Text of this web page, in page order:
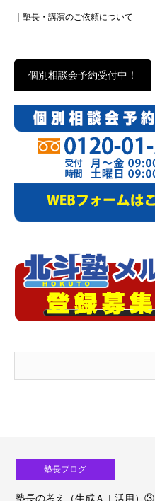
｜塾長・講演のご依頼について
個別相談会予約受付中！
塾長ブログ
塾長の考え（生成ＡＩ活用）③